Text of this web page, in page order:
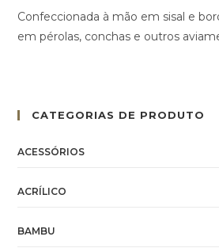
Confeccionada à mão em sisal e
em pérolas, conchas e outros
CATEGORIAS DE PRODUTO
ACESSÓRIOS
ACRÍLICO
BAMBU